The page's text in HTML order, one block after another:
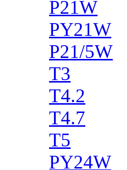
P21W
PY21W
P21/5W
T3
T4.2
T4.7
T5
PY24W